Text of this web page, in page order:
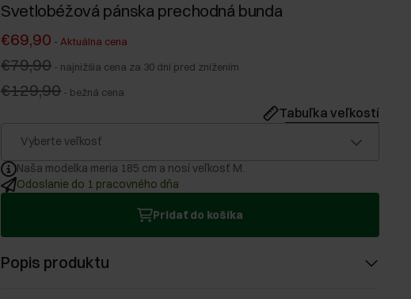
Svetlobéžová pánska prechodná bunda
€69,90 - Aktuálna cena
€79,90 - najnižšia cena za 30 dní pred znížením
€129,90 - bežná cena
Tabuľka veľkostí
Vyberte veľkosť
Naša modelka meria 185 cm a nosí veľkosť M.
Odoslanie do 1 pracovného dňa
Pridať do košíka
Popis produktu